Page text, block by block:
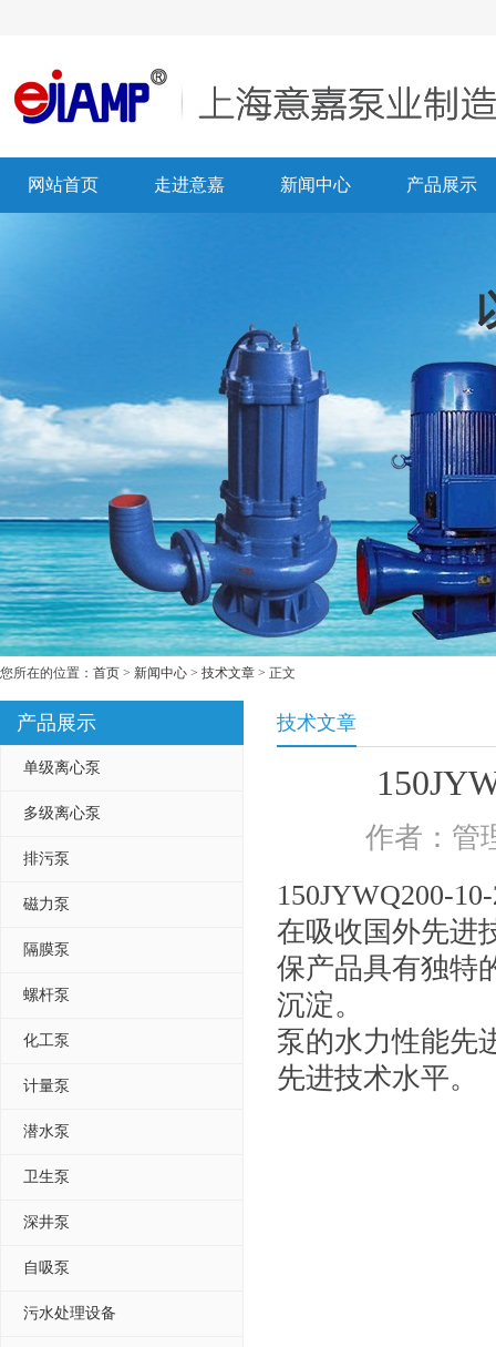
网站首页 走进意嘉 新闻中心 产品展示
您所在的位置： 首页 > 新闻中心 > 技术文章 > 正文
产品展示
单级离心泵
多级离心泵
排污泵
磁力泵
隔膜泵
螺杆泵
化工泵
计量泵
潜水泵
卫生泵
深井泵
自吸泵
污水处理设备
技术文章
作者：
150JYWQ200-
在吸收国外先进
保产品具有独特
沉淀。
泵的水力性能先
先进技术水平。